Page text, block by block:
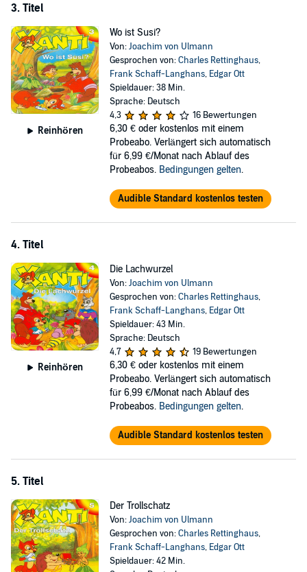
3. Titel
Reinhören
Wo ist Susi?
Von:Joachim von Ulmann
Gesprochen von:Charles Rettinghaus,
Frank Schaff-Langhans, Edgar Ott
Spieldauer: 38 Min.
Sprache: Deutsch
4,3
16 Bewertungen
6,30 € oder kostenlos mit einem
Probeabo. Verlängert sich automatisch
für 6,99 €/Monat nach Ablauf des
Probeabos. Bedingungen gelten.
Audible Standard kostenlos testen
4. Titel
Reinhören
Die Lachwurzel
Von:Joachim von Ulmann
Gesprochen von:Charles Rettinghaus,
Frank Schaff-Langhans, Edgar Ott
Spieldauer: 43 Min.
Sprache: Deutsch
4,7
19 Bewertungen
6,30 € oder kostenlos mit einem
Probeabo. Verlängert sich automatisch
für 6,99 €/Monat nach Ablauf des
Probeabos. Bedingungen gelten.
Audible Standard kostenlos testen
5. Titel
Der Trollschatz
Von:Joachim von Ulmann
Gesprochen von:Charles Rettinghaus,
Frank Schaff-Langhans, Edgar Ott
Spieldauer: 42 Min.